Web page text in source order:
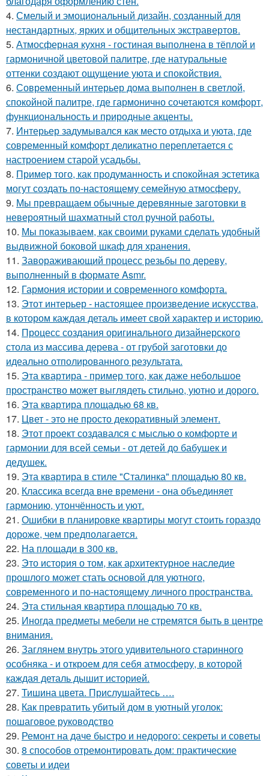
4. Смелый и эмоциональный дизайн, созданный для
нестандартных, ярких и общительных экстравертов.
5. Атмосферная кухня - гостиная выполнена в тёплой и
гармоничной цветовой палитре, где натуральные
оттенки создают ощущение уюта и спокойствия.
6. Современный интерьер дома выполнен в светлой,
спокойной палитре, где гармонично сочетаются комфорт,
функциональность и природные акценты.
7. Интерьер задумывался как место отдыха и уюта, где
современный комфорт деликатно переплетается с
настроением старой усадьбы.
8. Пример того, как продуманность и спокойная эстетика
могут создать по-настоящему семейную атмосферу.
9. Мы превращаем обычные деревянные заготовки в
невероятный шахматный стол ручной работы.
10. Мы показываем, как своими руками сделать удобный
выдвижной боковой шкаф для хранения.
11. Завораживающий процесс резьбы по дереву,
выполненный в формате Asmr.
12. Гармония истории и современного комфорта.
13. Этот интерьер - настоящее произведение искусства,
в котором каждая деталь имеет свой характер и историю.
14. Процесс создания оригинального дизайнерского
стола из массива дерева - от грубой заготовки до
идеально отполированного результата.
15. Эта квартира - пример того, как даже небольшое
пространство может выглядеть стильно, уютно и дорого.
16. Эта квартира площадью 68 кв.
17. Цвет - это не просто декоративный элемент.
18. Этот проект создавался с мыслью о комфорте и
гармонии для всей семьи - от детей до бабушек и
дедушек.
19. Эта квартира в стиле "Сталинка" площадью 80 кв.
20. Классика всегда вне времени - она объединяет
гармонию, утончённость и уют.
21. Ошибки в планировке квартиры могут стоить гораздо
дороже, чем предполагается.
22. На площади в 300 кв.
23. Это история о том, как архитектурное наследие
прошлого может стать основой для уютного,
современного и по-настоящему личного пространства.
24. Эта стильная квартира площадью 70 кв.
25. Иногда предметы мебели не стремятся быть в центре
внимания.
26. Заглянем внутрь этого удивительного старинного
особняка - и откроем для себя атмосферу, в которой
каждая деталь дышит историей.
27. Тишина цвета. Прислушайтесь ….
28. Как превратить убитый дом в уютный уголок:
пошаговое руководство
29. Ремонт на даче быстро и недорого: секреты и советы
30. 8 способов отремонтировать дом: практические
советы и идеи